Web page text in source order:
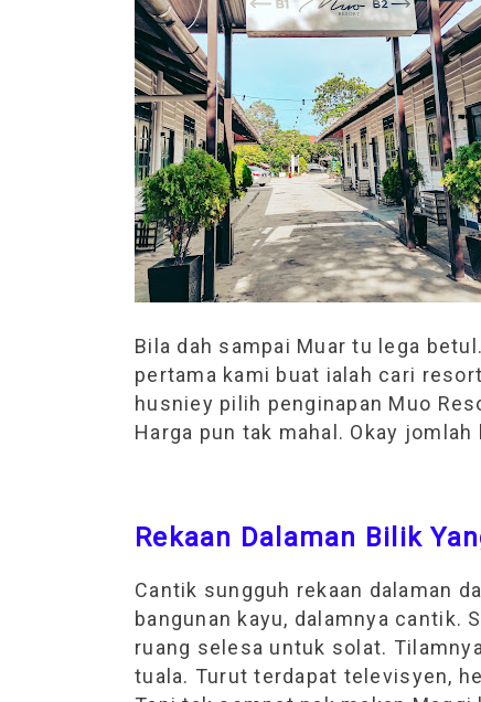
Bila dah sampai Muar tu lega
pertama kami buat ialah cari
husniey pilih penginapan Muo
Harga pun tak mahal. Okay
Rekaan Dalaman Bilik
Cantik sungguh rekaan dalaman
bangunan kayu, dalamnya cantik.
ruang selesa untuk solat.
tuala. Turut terdapat televisyen,